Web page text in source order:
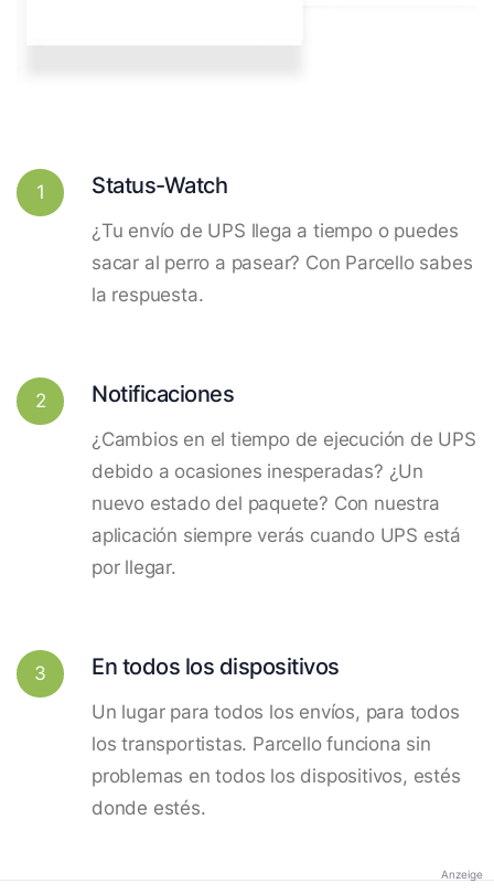
1 Status-Watch
¿Tu envío de UPS llega a tiempo o puedes
sacar al perro a pasear? Con Parcello sabes
la respuesta.
2 Notificaciones
¿Cambios en el tiempo de ejecución de UPS
debido a ocasiones inesperadas? ¿Un
nuevo estado del paquete? Con nuestra
aplicación siempre verás cuando UPS está
por llegar.
3 En todos los dispositivos
Un lugar para todos los envíos, para todos
los transportistas. Parcello funciona sin
problemas en todos los dispositivos, estés
donde estés.
Anzeige